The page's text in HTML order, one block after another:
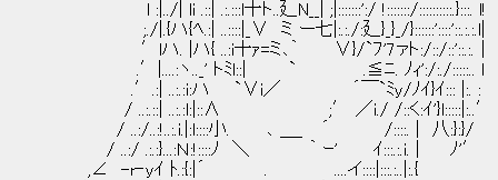
l :|../| li .::| .:.:::l十ト..廴N__| ;|:::::::':/ !:::::::/::::::::::.}:::. l!
;./|.{ハ{ﾍ.:| ..::::|_∨ ミ ー七|:.:./:廴}_}_/}::::::'::::'::.:.:.l|
′lハ. |ハ{ ..:i十ｧ=ミ､｀ ∨}/`ﾌ'7ァト:/::/::'::.:.｜
.′|....:ヽ.._' トﾐl::| ` .≦ﾆ. ﾉｨ':/:./:::::.. l
.′.:| ..:.:i:ハ `∨i／ ´￣`ﾐy/ﾉｲ}ｲ::: |:. :
/ ..:.::| ..:.:l:|::∧ ;′ ／i./ /::く:ｲ'}l:::::|:..′ そ
/ ..:/..:!..:.i.|:l::::小. ､ ＿_ ´ /::::. | 八:}:}/
/ ..:/ .:.:}...:Ｎ:!::::ﾉ ＼ ｀ ｰ' ｲ:::.:.i. | ﾉ'′ 一ヶ
,∠ -r‐yｲ ﾄ.:{:|´ . ....イ::::|:::.:..|:.{